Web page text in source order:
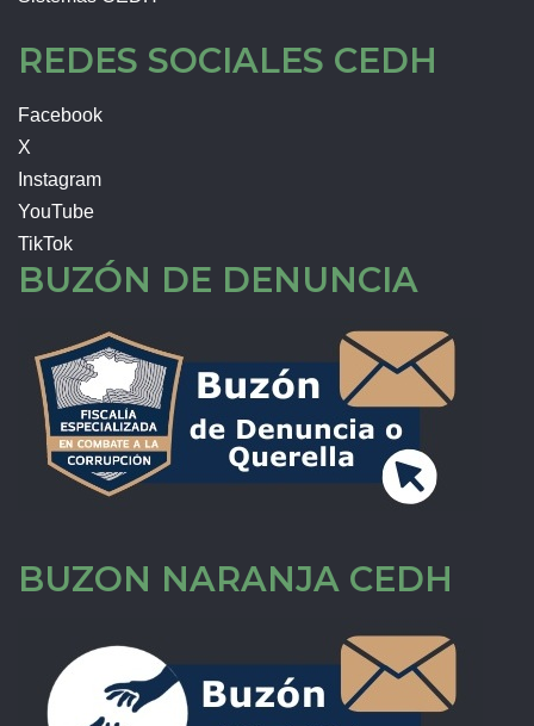
REDES SOCIALES CEDH
Facebook
X
Instagram
YouTube
TikTok
BUZÓN DE DENUNCIA
BUZON NARANJA CEDH